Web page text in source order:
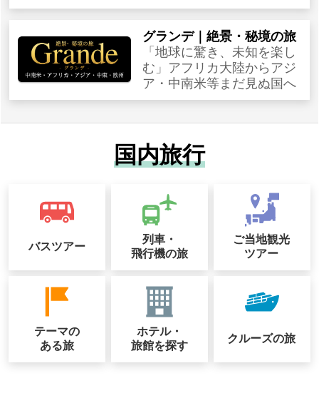
グランデ｜絶景・秘境の旅
「地球に驚き、未知を楽し
む」アフリカ大陸からアジ
ア・中南米等まだ見ぬ国へ
国内旅行
バスツアー
列車・
飛行機の旅
ご当地観光
ツアー
テーマの
ある旅
ホテル・
旅館を探す
クルーズの旅